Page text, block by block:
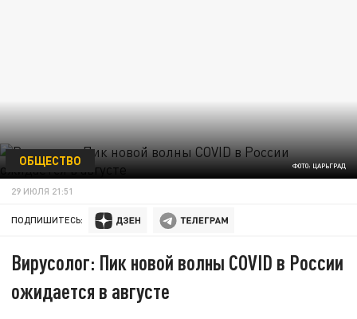
ФОТО: ЦАРЬГРАД
ОБЩЕСТВО
29 ИЮЛЯ 21:51
ПОДПИШИТЕСЬ:
Вирусолог: Пик новой волны COVID в России
ожидается в августе